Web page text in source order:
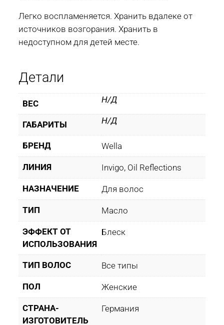
Легко воспламеняется. Хранить вдалеке от
источников возгорания. Хранить в
недоступном для детей месте.
Детали
ВЕС Н/Д
ГАБАРИТЫ Н/Д
БРЕНД Wella
ЛИНИЯ Invigo, Oil Reflections
НАЗНАЧЕНИЕ Для волос
ТИП Масло
ЭФФЕКТ ОТ
ИСПОЛЬЗОВАНИЯ
Блеск
ТИП ВОЛОС Все типы
ПОЛ Женские
СТРАНА-
ИЗГОТОВИТЕЛЬ
Германия